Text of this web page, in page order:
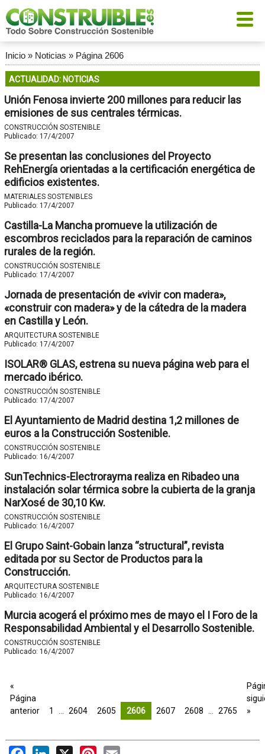
Inicio» Noticias » Página 2606
ACTUALIDAD: NOTICIAS
Unión Fenosa invierte 200 millones para reducir las
emisiones de sus centrales térmicas.
CONSTRUCCIÓN SOSTENIBLE
Publicado: 17/4/2007
Se presentan las conclusiones del Proyecto
RehEnergía orientadas a la certificación energética de
edificios existentes.
MATERIALES SOSTENIBLES
Publicado: 17/4/2007
Castilla-La Mancha promueve la utilización de
escombros reciclados para la reparación de caminos
rurales de la región.
CONSTRUCCIÓN SOSTENIBLE
Publicado: 17/4/2007
Jornada de presentación de «vivir con madera»,
«construir con madera» y de la cátedra de la madera
en Castilla y León.
ARQUITECTURA SOSTENIBLE
Publicado: 17/4/2007
ISOLAR® GLAS, estrena su nueva página web para el
mercado ibérico.
CONSTRUCCIÓN SOSTENIBLE
Publicado: 17/4/2007
El Ayuntamiento de Madrid destina 1,2 millones de
euros a la Construcción Sostenible.
CONSTRUCCIÓN SOSTENIBLE
Publicado: 16/4/2007
SunTechnics-Electrorayma realiza en Ribadeo una
instalación solar térmica sobre la cubierta de la granja
NarXosé de 30,10 Kw.
CONSTRUCCIÓN SOSTENIBLE
Publicado: 16/4/2007
El Grupo Saint-Gobain lanza “structural”, revista
editada por su Sector de Productos para la
Construcción.
ARQUITECTURA SOSTENIBLE
Publicado: 16/4/2007
Murcia acogerá el próximo mes de mayo el I Foro de la
Responsabilidad Ambiental y el Desarrollo Sostenible.
CONSTRUCCIÓN SOSTENIBLE
Publicado: 16/4/2007
«
Página
anterior
1 2604 2605 2606 2607 2608 2765
»
FacebookLinkedIn
X PinterestEmail